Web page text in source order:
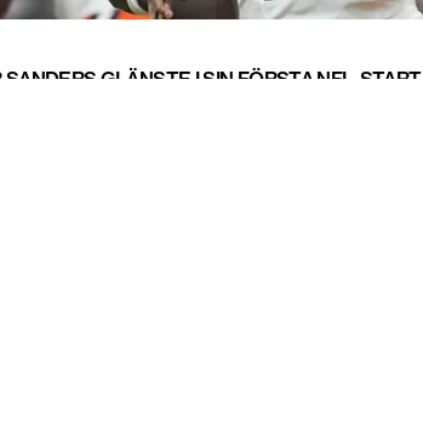
SANDERS GLÄNSTE I SIN FÖRSTA NFL-START